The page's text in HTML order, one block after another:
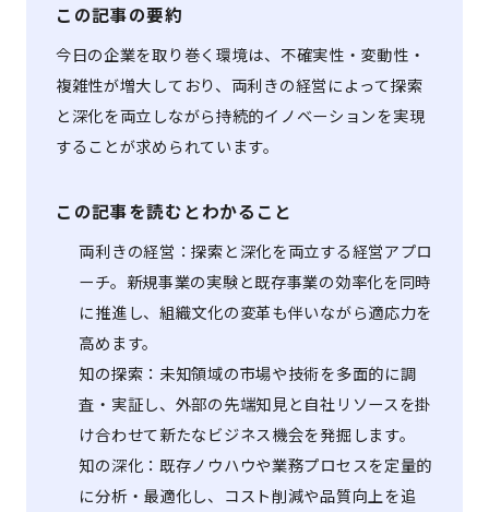
この記事の要約
今日の企業を取り巻く環境は、不確実性・変動性・
複雑性が増大しており、両利きの経営によって探索
と深化を両立しながら持続的イノベーションを実現
することが求められています。
この記事を読むとわかること
両利きの経営：探索と深化を両立する経営アプロ
ーチ。新規事業の実験と既存事業の効率化を同時
に推進し、組織文化の変革も伴いながら適応力を
高めます。
知の探索：未知領域の市場や技術を多面的に調
査・実証し、外部の先端知見と自社リソースを掛
け合わせて新たなビジネス機会を発掘します。
知の深化：既存ノウハウや業務プロセスを定量的
に分析・最適化し、コスト削減や品質向上を追